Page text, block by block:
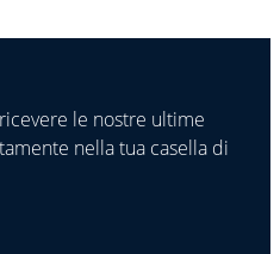
le nostre ultime
nella tua casella di